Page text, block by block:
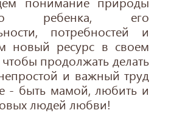
ребенка, его
потребностей и
новый ресурс в своем
чтобы продолжать делать
и важный труд
- быть мамой, любить и
людей любви!